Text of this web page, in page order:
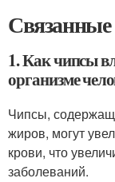
1. Как чипсы
организме
Чипсы,
жиров, могут
крови, что
заболеваний.